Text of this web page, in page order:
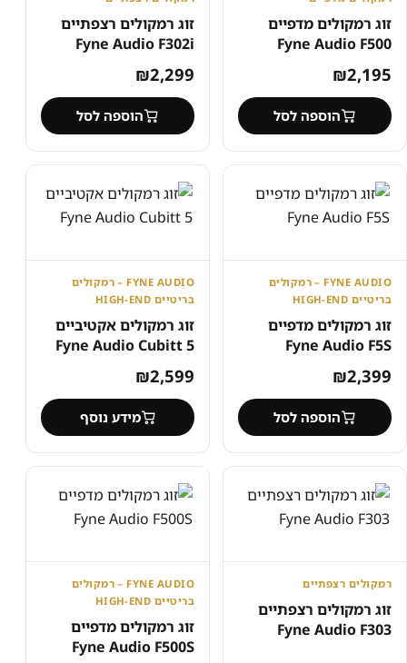
זוג רמקולים מדפיים
Fyne Audio F500
₪2,195
הוספה לסל
זוג רמקולים רצפתיים
Fyne Audio F302i
₪2,299
הוספה לסל
FYNE AUDIO – רמקולים
בריטיים HIGH-END
זוג רמקולים מדפיים
Fyne Audio F5S
₪2,399
הוספה לסל
FYNE AUDIO – רמקולים
בריטיים HIGH-END
זוג רמקולים אקטיביים
Fyne Audio Cubitt 5
₪2,599
מידע נוסף
רמקולים רצפתיים
זוג רמקולים רצפתיים
Fyne Audio F303
FYNE AUDIO – רמקולים
בריטיים HIGH-END
זוג רמקולים מדפיים
Fyne Audio F500S